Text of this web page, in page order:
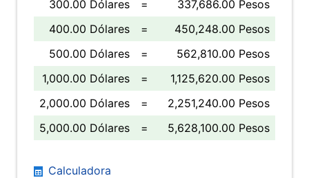
300.00 Dólares
=
337,686.00 Pesos
400.00 Dólares
=
450,248.00 Pesos
500.00 Dólares
=
562,810.00 Pesos
1,000.00 Dólares
=
1,125,620.00 Pesos
2,000.00 Dólares
=
2,251,240.00 Pesos
5,000.00 Dólares
= 5,628,100.00 Pesos
Calculadora